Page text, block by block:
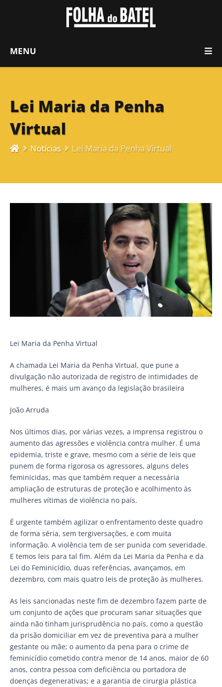
MENU
Lei Maria da Penha
Virtual
Notícias Lei Maria da Penha Virtual
Lei Maria da Penha Virtual
A chamada Lei Maria da Penha Virtual, que pune a
divulgação não autorizada de registro de intimidades de
mulheres, é mais um avanço da legislação brasileira
João Arruda
Nos últimos dias, por várias vezes, a imprensa registrou o
aumento das agressões e violência contra mulher. É uma
epidemia, triste e grave, mesmo com a série de leis que
punem de forma rigorosa os agressores, alguns deles
feminicidas, mas que também requer a necessária
ampliação de estruturas de proteção e acolhimento às
mulheres vítimas de violência no país.
É urgente também agilizar o enfrentamento deste quadro
de forma séria, sem tergiversações, e com muita
informação. A violência tem de ser punida com severidade.
E temos leis para tal fim. Além da Lei Maria da Penha e da
Lei do Feminicídio, duas referências, avançamos, em
dezembro, com mais quatro leis de proteção às mulheres.
As leis sancionadas neste fim de dezembro fazem parte de
um conjunto de ações que procuram sanar situações que
ainda não tinham jurisprudência no país, como a questão
da prisão domiciliar em vez de preventiva para a mulher
gestante ou mãe; o aumento da pena para o crime de
feminicídio cometido contra menor de 14 anos, maior de 60
anos, contra pessoa com deficiência ou portadora de
doenças degenerativas; e a garantia de cirurgia plástica